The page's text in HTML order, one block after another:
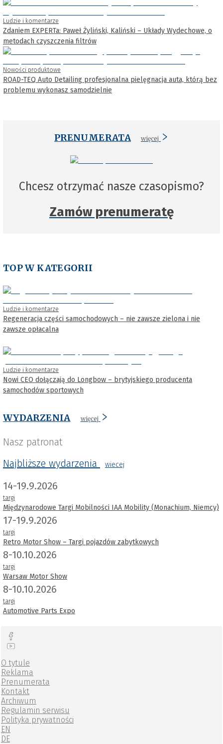
Ludzie i komentarze
Zdaniem EXPERTa: Paweł Żyliński, Kaliński – Układy Wydechowe, o
metodach czyszczenia filtrów
Nowości produktowe
ROAD-TEQ Auto Detailing profesjonalna pielęgnacja auta, którą bez
problemu wykonasz samodzielnie
PRENUMERATA więcej
Chcesz otrzymać nasze czasopismo?
Zamów prenumeratę
TOP W KATEGORII
Ludzie i komentarze
Regeneracja części samochodowych – nie zawsze zielona i nie
zawsze opłacalna
Ludzie i komentarze
Nowi CEO dołączają do Longbow – brytyjskiego producenta
samochodów sportowych
WYDARZENIA więcej
Nasz patronat
Najbliższe wydarzenia
wiecej
14-19.9.2026
targi
Międzynarodowe Targi Mobilności IAA Mobility (Monachium, Niemcy)
17-19.9.2026
targi
Retro Motor Show – Targi pojazdów zabytkowych
8-10.10.2026
targi
Warsaw Motor Show
8-10.10.2026
targi
Automotive Parts Expo
O tytule
Reklama
Prenumerata
Kontakt
Archiwum
Regulamin serwisu
Polityka prywatności
EN
DE